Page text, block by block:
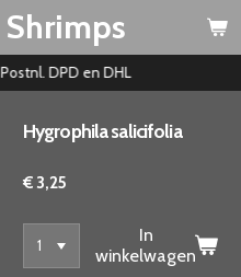
DPD en DHL
Hygrophila salicifolia
€ 3,25
In
winkelwagen